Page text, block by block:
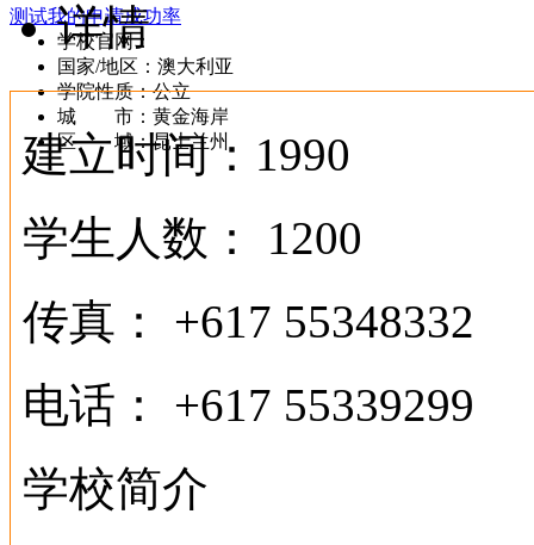
测试我的申请成功率
学校官网：
国家/地区：澳大利亚
学院性质：公立
城 市：黄金海岸
区 域：昆士兰州
详情
建立时间：1990
学生人数： 1200
传真： +617 55348332
电话： +617 55339299
学校简介